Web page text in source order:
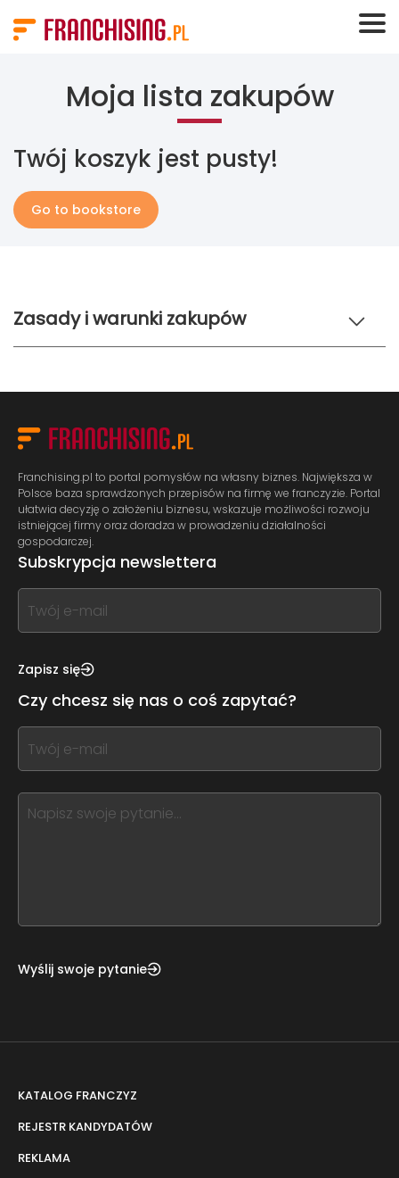
Moja lista zakupów
Twój koszyk jest pusty!
Go to bookstore
Zasady i warunki zakupów
Franchising.pl to portal pomysłów na własny biznes. Największa w
Polsce baza sprawdzonych przepisów na firmę we franczyzie. Portal
ułatwia decyzję o założeniu biznesu, wskazuje możliwości rozwoju
istniejącej firmy oraz doradza w prowadzeniu działalności
gospodarczej.
Subskrypcja newslettera
If
you
this,
this
form
field
blank
Zapisz się
Czy chcesz się nas o coś zapytać?
If
you
this,
leave
Wyślij swoje pytanie
KATALOG FRANCZYZ
REJESTR KANDYDATÓW
REKLAMA